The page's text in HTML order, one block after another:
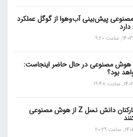
پیش‌بینی آب‌و‌هوا از گوگل عملکرد
مصنوعی در حال حاضر اینجاست:
بود؟
تقریباً تمام کارکنان دانش نسل Z از هوش مصنوعی